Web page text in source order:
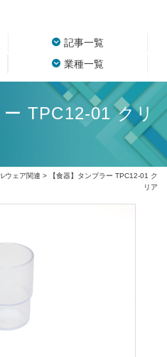
記事一覧
業種一覧
ー TPC12-01 クリ
ウェア関連 > 【食器】タンブラー TPC12-01 ク
リア